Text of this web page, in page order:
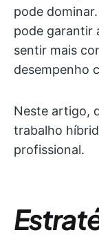
pode
pode garantir
sentir mais
desempenho
Neste artigo,
trabalho
profissional.